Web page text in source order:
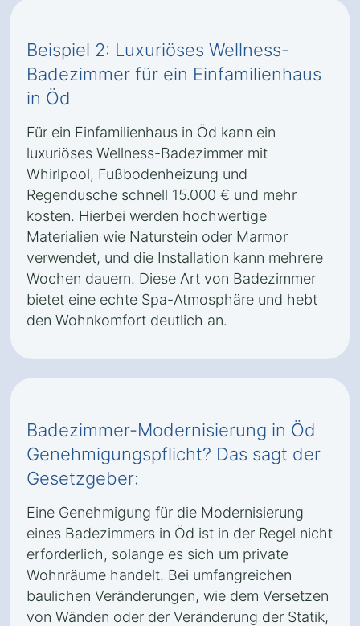
Beispiel 2: Luxuriöses Wellness-
Badezimmer für ein Einfamilienhaus
in Öd
Für ein Einfamilienhaus in Öd kann ein
luxuriöses Wellness-Badezimmer mit
Whirlpool, Fußbodenheizung und
Regendusche schnell 15.000 € und mehr
kosten. Hierbei werden hochwertige
Materialien wie Naturstein oder Marmor
verwendet, und die Installation kann mehrere
Wochen dauern. Diese Art von Badezimmer
bietet eine echte Spa-Atmosphäre und hebt
den Wohnkomfort deutlich an.
Badezimmer-Modernisierung in Öd
Genehmigungspflicht? Das sagt der
Gesetzgeber:
Eine Genehmigung für die Modernisierung
eines Badezimmers in Öd ist in der Regel nicht
erforderlich, solange es sich um private
Wohnräume handelt. Bei umfangreichen
baulichen Veränderungen, wie dem Versetzen
von Wänden oder der Veränderung der Statik,